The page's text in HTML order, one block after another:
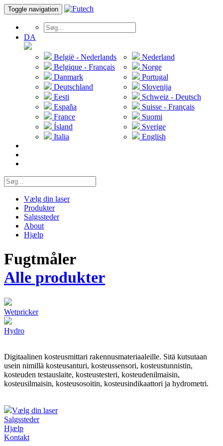
Toggle navigation
DA
België - Nederlands
Belgique - Français
Danmark
Deutschland
Eesti
España
France
Ísland
Italia
Nederland
Norge
Portugal
Slovenija
Schweiz - Deutsch
Suisse - Français
Suomi
Sverige
English
Vælg din laser
Produkter
Salgssteder
About
Hjælp
Fugtmåler
Alle produkter
Wetpricker
Hydro
Digitaalinen kosteusmittari rakennusmateriaaleille. Sitä kutsutaan
usein nimillä kosteusanturi, kosteussensori, kosteustunnistin,
kosteuden testauslaite, kosteustesteri, kosteudenilmaisin,
kosteusilmaisin, kosteusosoitin, kosteusindikaattori ja hydrometri.
Vælg din laser
Salgssteder
Hjælp
Kontakt